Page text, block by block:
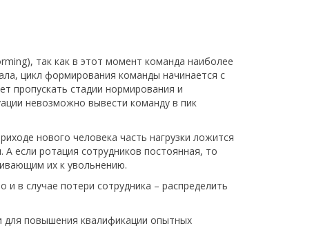
так как в этот момент команда наиболее
цикл формирования команды начинается с
пропускать стадии нормирования и
невозможно вывести команду в пик
нового человека часть нагрузки ложится
если ротация сотрудников постоянная, то
их к увольнению.
в случае потери сотрудника – распределить
для повышения квалификации опытных